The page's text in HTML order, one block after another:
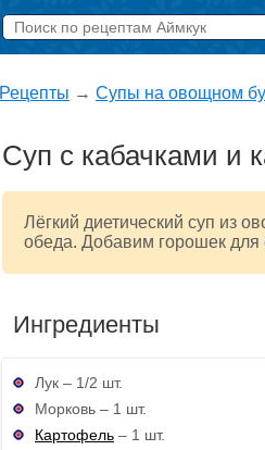
Рецепты → Супы на овощном
Суп с кабачками и
Лёгкий диетический суп из
обеда. Добавим горошек для
Ингредиенты
Лук – 1/2 шт.
Морковь – 1 шт.
Картофель – 1 шт.